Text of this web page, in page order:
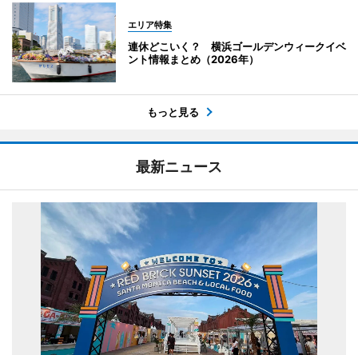
エリア特集
連休どこいく？ 横浜ゴールデンウィークイベ
ント情報まとめ（2026年）
もっと見る
最新ニュース